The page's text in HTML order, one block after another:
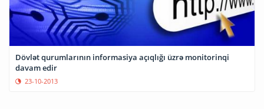
Dövlət qurumlarının informasiya açıqlığı üzrə monitorinqi
davam edir
23-10-2013